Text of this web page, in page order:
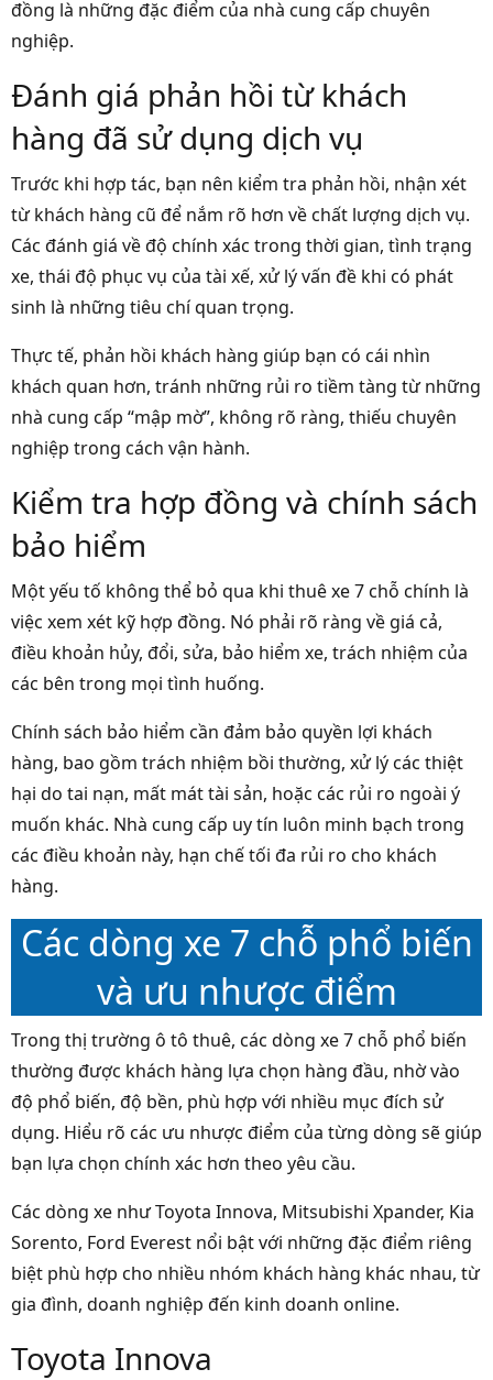
đồng là những đặc điểm của nhà cung cấp chuyên
nghiệp.
Đánh giá phản hồi từ khách
hàng đã sử dụng dịch vụ
Trước khi hợp tác, bạn nên kiểm tra phản hồi, nhận xét
từ khách hàng cũ để nắm rõ hơn về chất lượng dịch vụ.
Các đánh giá về độ chính xác trong thời gian, tình trạng
xe, thái độ phục vụ của tài xế, xử lý vấn đề khi có phát
sinh là những tiêu chí quan trọng.
Thực tế, phản hồi khách hàng giúp bạn có cái nhìn
khách quan hơn, tránh những rủi ro tiềm tàng từ những
nhà cung cấp “mập mờ”, không rõ ràng, thiếu chuyên
nghiệp trong cách vận hành.
Kiểm tra hợp đồng và chính sách
bảo hiểm
Một yếu tố không thể bỏ qua khi thuê xe 7 chỗ chính là
việc xem xét kỹ hợp đồng. Nó phải rõ ràng về giá cả,
điều khoản hủy, đổi, sửa, bảo hiểm xe, trách nhiệm của
các bên trong mọi tình huống.
Chính sách bảo hiểm cần đảm bảo quyền lợi khách
hàng, bao gồm trách nhiệm bồi thường, xử lý các thiệt
hại do tai nạn, mất mát tài sản, hoặc các rủi ro ngoài ý
muốn khác. Nhà cung cấp uy tín luôn minh bạch trong
các điều khoản này, hạn chế tối đa rủi ro cho khách
hàng.
Các dòng xe 7 chỗ phổ biến
và ưu nhược điểm
Trong thị trường ô tô thuê, các dòng xe 7 chỗ phổ biến
thường được khách hàng lựa chọn hàng đầu, nhờ vào
độ phổ biến, độ bền, phù hợp với nhiều mục đích sử
dụng. Hiểu rõ các ưu nhược điểm của từng dòng sẽ giúp
bạn lựa chọn chính xác hơn theo yêu cầu.
Các dòng xe như Toyota Innova, Mitsubishi Xpander, Kia
Sorento, Ford Everest nổi bật với những đặc điểm riêng
biệt phù hợp cho nhiều nhóm khách hàng khác nhau, từ
gia đình, doanh nghiệp đến kinh doanh online.
Toyota Innova